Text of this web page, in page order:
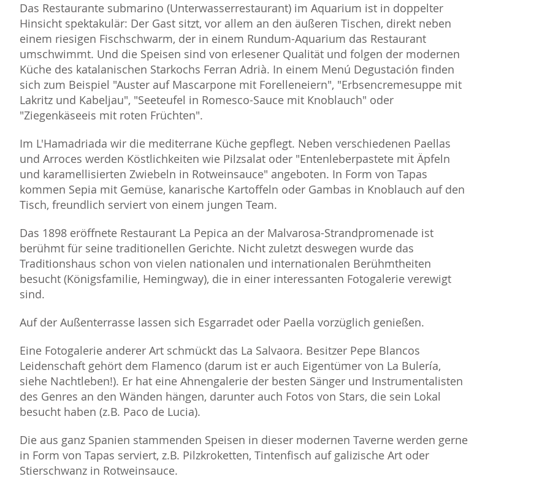
Das Restaurante submarino (Unterwasserrestaurant) im Aquarium ist in doppelter
Hinsicht spektakulär: Der Gast sitzt, vor allem an den äußeren Tischen, direkt neben
einem riesigen Fischschwarm, der in einem Rundum-Aquarium das Restaurant
umschwimmt. Und die Speisen sind von erlesener Qualität und folgen der modernen
Küche des katalanischen Starkochs Ferran Adrià. In einem Menú Degustación finden
sich zum Beispiel "Auster auf Mascarpone mit Forelleneiern", "Erbsencremesuppe mit
Lakritz und Kabeljau", "Seeteufel in Romesco-Sauce mit Knoblauch" oder
"Ziegenkäseeis mit roten Früchten".
Im L'Hamadriada wir die mediterrane Küche gepflegt. Neben verschiedenen Paellas
und Arroces werden Köstlichkeiten wie Pilzsalat oder "Entenleberpastete mit Äpfeln
und karamellisierten Zwiebeln in Rotweinsauce" angeboten. In Form von Tapas
kommen Sepia mit Gemüse, kanarische Kartoffeln oder Gambas in Knoblauch auf den
Tisch, freundlich serviert von einem jungen Team.
Das 1898 eröffnete Restaurant La Pepica an der Malvarosa-Strandpromenade ist
berühmt für seine traditionellen Gerichte. Nicht zuletzt deswegen wurde das
Traditionshaus schon von vielen nationalen und internationalen Berühmtheiten
besucht (Königsfamilie, Hemingway), die in einer interessanten Fotogalerie verewigt
sind.
Auf der Außenterrasse lassen sich Esgarradet oder Paella vorzüglich genießen.
Eine Fotogalerie anderer Art schmückt das La Salvaora. Besitzer Pepe Blancos
Leidenschaft gehört dem Flamenco (darum ist er auch Eigentümer von La Bulería,
siehe Nachtleben!). Er hat eine Ahnengalerie der besten Sänger und Instrumentalisten
des Genres an den Wänden hängen, darunter auch Fotos von Stars, die sein Lokal
besucht haben (z.B. Paco de Lucia).
Die aus ganz Spanien stammenden Speisen in dieser modernen Taverne werden gerne
in Form von Tapas serviert, z.B. Pilzkroketten, Tintenfisch auf galizische Art oder
Stierschwanz in Rotweinsauce.